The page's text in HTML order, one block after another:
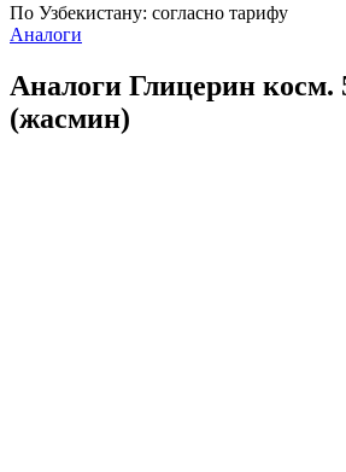
По Узбекистану: согласно тарифу
Аналоги
Аналоги Глицерин косм.
(жасмин)